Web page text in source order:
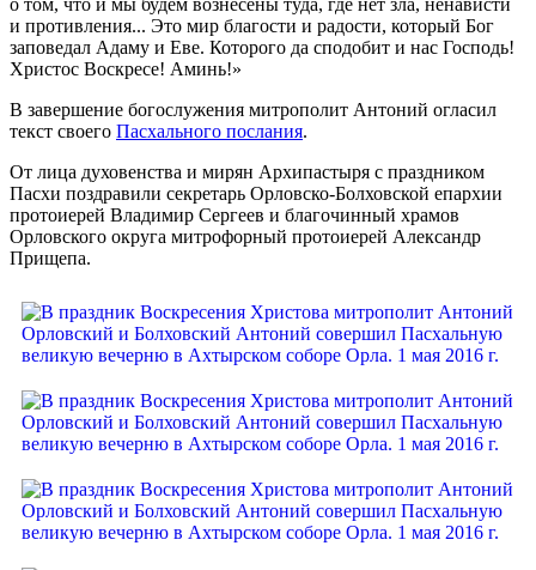
и противления... Это мир благости и радости, который Бог
заповедал Адаму и Еве. Которого да сподобит и нас Господь!
Христос Воскресе! Аминь!»
В завершение богослужения митрополит Антоний огласил
текст своего Пасхального послания.
От лица духовенства и мирян Архипастыря с праздником
Пасхи поздравили секретарь Орловско-Болховской епархии
протоиерей Владимир Сергеев и благочинный храмов
Орловского округа митрофорный протоиерей Александр
Прищепа.